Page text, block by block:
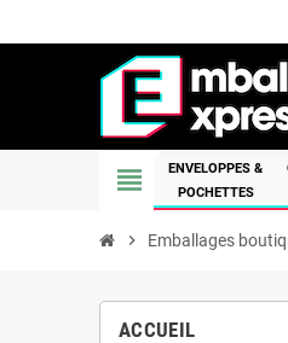
view_headline
ENVELOPPES &
POCHETTES
chevron_right Emballages
ACCUEIL